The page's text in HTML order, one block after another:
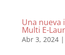
Una nueva
Multi E-
Abr 3, 2024|